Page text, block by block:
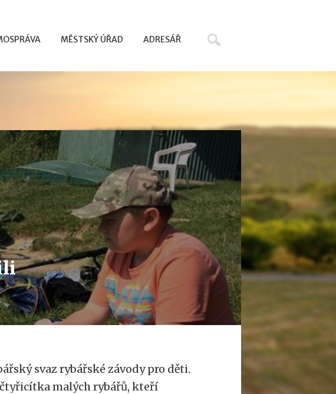
MĚSTSKÝ ÚŘAD ADRESÁŘ
svaz rybářské závody pro děti.
malých rybářů, kteří